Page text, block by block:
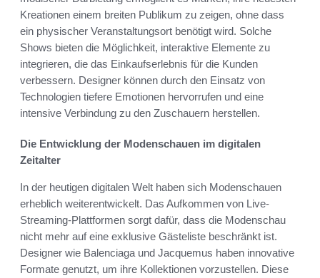
Kreationen einem breiten Publikum zu zeigen, ohne dass
ein physischer Veranstaltungsort benötigt wird. Solche
Shows bieten die Möglichkeit, interaktive Elemente zu
integrieren, die das Einkaufserlebnis für die Kunden
verbessern. Designer können durch den Einsatz von
Technologien tiefere Emotionen hervorrufen und eine
intensive Verbindung zu den Zuschauern herstellen.
Die Entwicklung der Modenschauen im digitalen
Zeitalter
In der heutigen digitalen Welt haben sich Modenschauen
erheblich weiterentwickelt. Das Aufkommen von Live-
Streaming-Plattformen sorgt dafür, dass die Modenschau
nicht mehr auf eine exklusive Gästeliste beschränkt ist.
Designer wie Balenciaga und Jacquemus haben innovative
Formate genutzt, um ihre Kollektionen vorzustellen. Diese